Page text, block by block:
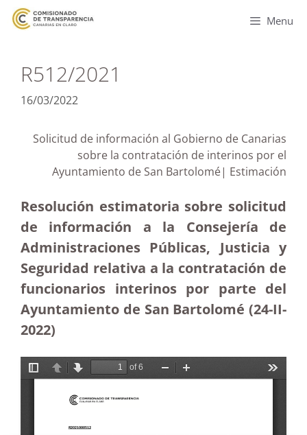
Menu
R512/2021
16/03/2022
Solicitud de información al Gobierno de Canarias
sobre la contratación de interinos por el
Ayuntamiento de San Bartolomé| Estimación
Resolución estimatoria sobre solicitud
de información a la Consejería de
Administraciones Públicas, Justicia y
Seguridad relativa a la contratación de
funcionarios interinos por parte del
Ayuntamiento de San Bartolomé (24-II-
2022)